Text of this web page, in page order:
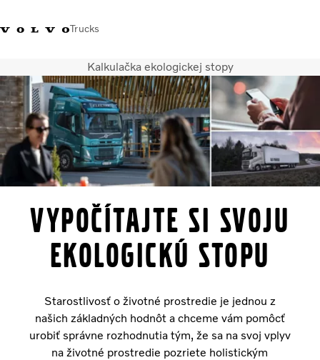
Trucks
Merchandise ShopPrihlásiť saSlovenská Republika
Segmentácia dopravy
Nákladné vozidlá
Služby
Predajná a servisná sieť
Kontaktujte nás
Kalkulačka ekologickej stopy
Vypočítajte si svoju
ekologickú stopu
Starostlivosť o životné prostredie je jednou z
našich základných hodnôt a chceme vám pomôcť
urobiť správne rozhodnutia tým, že sa na svoj vplyv
na životné prostredie pozriete holistickým